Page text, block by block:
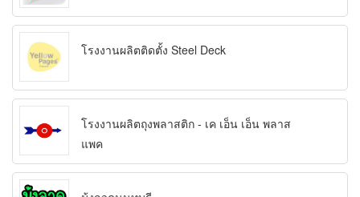
โรงงานผลิตติดตั้ง Steel Deck
โรงงานผลิตถุงพลาสติก - เค เอ็น เอ็น พลาส
แพค